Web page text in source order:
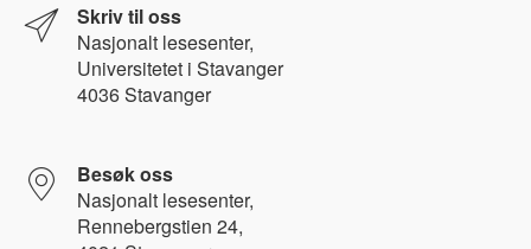
Skriv til oss
Nasjonalt lesesenter,
Universitetet i Stavanger
4036 Stavanger
Besøk oss
Nasjonalt lesesenter,
Rennebergstien 24,